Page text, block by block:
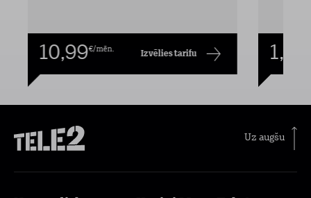
10,99€/mēn. Izvēlies tarifu 1,00
Uz augšu